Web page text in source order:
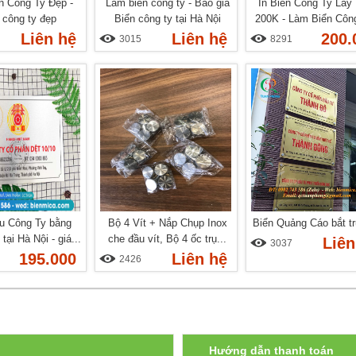
Công Ty Đẹp -
công ty đẹp
Liên hệ
Làm biển công ty - Báo giá
Biển công ty tại Hà Nội
3015 Liên hệ
In Biển Công Ty Lấy
200K - Làm Biển
8291
Công Ty bằng
tại Hà Nội - giá...
195.000
Bộ 4 Vít + Nắp Chụp Inox
che đầu vít, Bộ 4 ốc trụ...
2426 Liên hệ
Biển Quảng Cáo bắt
3037
Hướng dẫn thanh toán